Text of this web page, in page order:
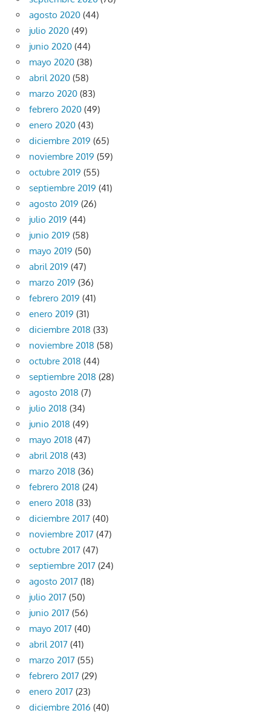
agosto 2020 (44)
julio 2020 (49)
junio 2020 (44)
mayo 2020 (38)
abril 2020 (58)
marzo 2020 (83)
febrero 2020 (49)
enero 2020 (43)
diciembre 2019 (65)
noviembre 2019 (59)
octubre 2019 (55)
septiembre 2019 (41)
agosto 2019 (26)
julio 2019 (44)
junio 2019 (58)
mayo 2019 (50)
abril 2019 (47)
marzo 2019 (36)
febrero 2019 (41)
enero 2019 (31)
diciembre 2018 (33)
noviembre 2018 (58)
octubre 2018 (44)
septiembre 2018 (28)
agosto 2018 (7)
julio 2018 (34)
junio 2018 (49)
mayo 2018 (47)
abril 2018 (43)
marzo 2018 (36)
febrero 2018 (24)
enero 2018 (33)
diciembre 2017 (40)
noviembre 2017 (47)
octubre 2017 (47)
septiembre 2017 (24)
agosto 2017 (18)
julio 2017 (50)
junio 2017 (56)
mayo 2017 (40)
abril 2017 (41)
marzo 2017 (55)
febrero 2017 (29)
enero 2017 (23)
diciembre 2016 (40)